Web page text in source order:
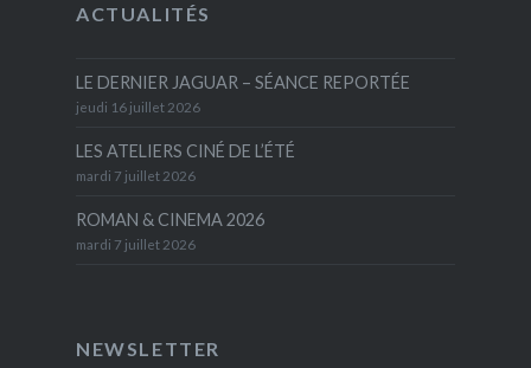
ACTUALITÉS
LE DERNIER JAGUAR – SÉANCE REPORTÉE
jeudi 16 juillet 2026
LES ATELIERS CINÉ DE L’ÉTÉ
mardi 7 juillet 2026
ROMAN & CINEMA 2026
mardi 7 juillet 2026
NEWSLETTER